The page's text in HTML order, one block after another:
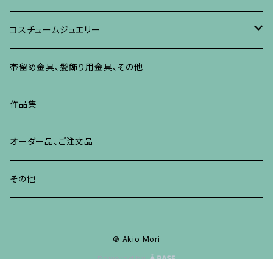
イヤリング、ピアス
ブローチ
イヤリング・ピアス
その他の蒔絵のアクセサリー
リング
ブレスレット、バングル、その他
ネックレス、ペンダント
リング
ブレスレット、バングル、その他
イヤリング、ピアス
ネックレス、ペンダント
ブレスレット、その他
リング
ブローチ
イヤリング、ピアス
ネックレス、ペンダント
リング
ブレスレット、バングル
コスチュームジュエリー
ブローチ
イヤリング、ピアス
ネックレス、ペンダント
リング
帯留め金具、髪飾り用金具、その他
作品集
オーダー品、ご注文品
その他
© Akio Mori